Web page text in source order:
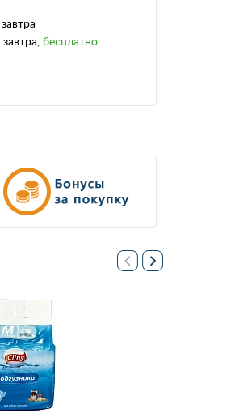
завтра
завтра, бесплатно